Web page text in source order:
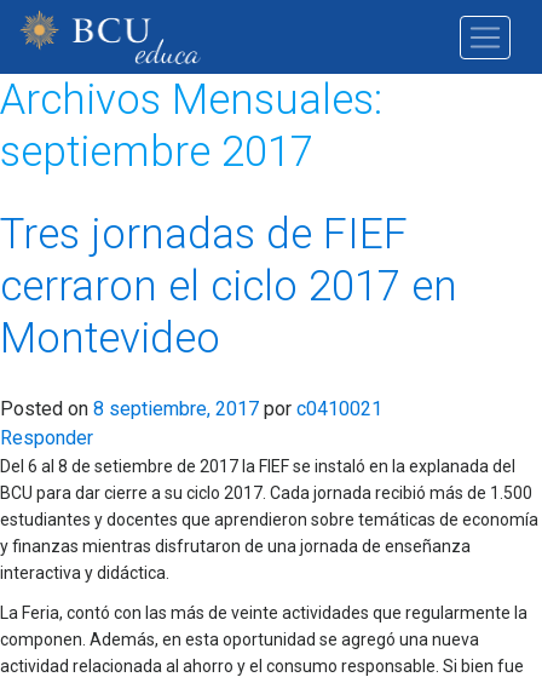
Archivos Mensuales:
septiembre 2017
Tres jornadas de FIEF
cerraron el ciclo 2017 en
Montevideo
Posted on 8 septiembre, 2017 por c0410021
Responder
Del 6 al 8 de setiembre de 2017 la FIEF se instaló en la explanada del
BCU para dar cierre a su ciclo 2017. Cada jornada recibió más de 1.500
estudiantes y docentes que aprendieron sobre temáticas de economía
y finanzas mientras disfrutaron de una jornada de enseñanza
interactiva y didáctica.
La Feria, contó con las más de veinte actividades que regularmente la
componen. Además, en esta oportunidad se agregó una nueva
actividad relacionada al ahorro y el consumo responsable. Si bien fue